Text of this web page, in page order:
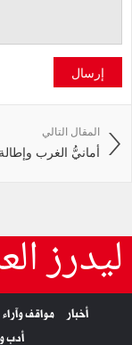
إرسال
المقال التالي
أمانيُّ الغرب
ليدرز
أخبار مواقف وآراء
أدب